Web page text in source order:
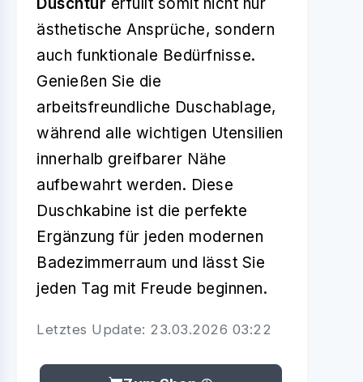
ästhetische Ansprüche, sondern
auch funktionale Bedürfnisse.
Genießen Sie die
arbeitsfreundliche Duschablage,
während alle wichtigen Utensilien
innerhalb greifbarer Nähe
aufbewahrt werden. Diese
Duschkabine ist die perfekte
Ergänzung für jeden modernen
Badezimmerraum und lässt Sie
jeden Tag mit Freude beginnen.
Letztes Update: 23.03.2026 03:22